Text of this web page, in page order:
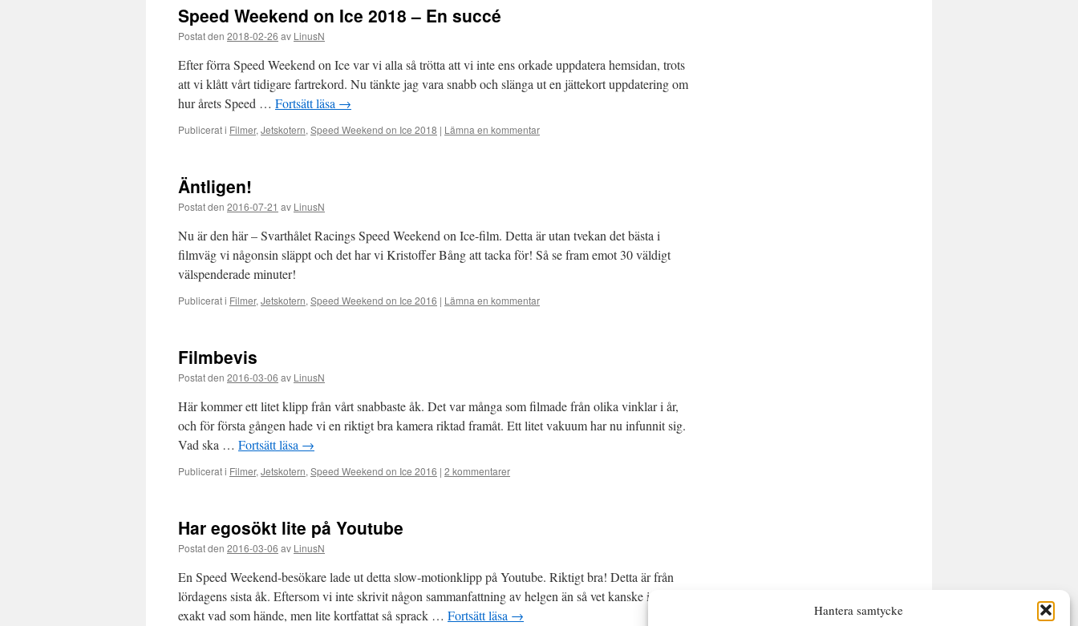
Hantera samtycke
Speed Weekend on Ice 2018 – En succé
Postat den 2018-02-26 av LinusN
Efter förra Speed Weekend on Ice var vi alla så trötta att vi inte ens orkade uppdatera hemsidan, trots
att vi klått vårt tidigare fartrekord. Nu tänkte jag vara snabb och slänga ut en jättekort uppdatering om
hur årets Speed … Fortsätt läsa →
Publicerat i Filmer, Jetskotern, Speed Weekend on Ice 2018 | Lämna en kommentar
Äntligen!
Postat den 2016-07-21 av LinusN
Nu är den här – Svarthålet Racings Speed Weekend on Ice-film. Detta är utan tvekan det bästa i
filmväg vi någonsin släppt och det har vi Kristoffer Bång att tacka för! Så se fram emot 30 väldigt
välspenderade minuter!
Publicerat i Filmer, Jetskotern, Speed Weekend on Ice 2016 | Lämna en kommentar
Filmbevis
Postat den 2016-03-06 av LinusN
Här kommer ett litet klipp från vårt snabbaste åk. Det var många som filmade från olika vinklar i år,
och för första gången hade vi en riktigt bra kamera riktad framåt. Ett litet vakuum har nu infunnit sig.
Vad ska … Fortsätt läsa →
Publicerat i Filmer, Jetskotern, Speed Weekend on Ice 2016 | 2 kommentarer
Har egosökt lite på Youtube
Postat den 2016-03-06 av LinusN
En Speed Weekend-besökare lade ut detta slow-motionklipp på Youtube. Riktigt bra! Detta är från
lördagens sista åk. Eftersom vi inte skrivit någon sammanfattning av helgen än så vet kanske inte alla
exakt vad som hände, men lite kortfattat så sprack … Fortsätt läsa →